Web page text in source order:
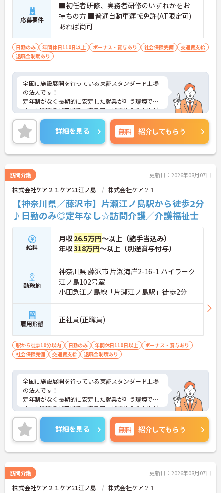
応募要件
■初任者研修、実務者研修のいずれかをお
持ちの方 ■普通自動車運転免許(AT限定可)
あれば尚可
日勤のみ 年間休日110日以上 ボーナス・賞与あり 社会保険完備
交通費支給
退職金制度あり
全国に施設展開を行っている東証スタンダード上場
の法人です！
定年制がなく長期的に安定した就業が叶う環境で
す。人間関係が良好で、職員同士が認め合う文化が
根付いています。
ご興味のある方には、面接対策ポイントなど、さら
に詳細をご案内しますのでお気軽にご相談くださ
い！
詳細を見る 無料 紹介してもらう
訪問介護 更新日：2026年08月07日
株式会社ケア２１ケア21江ノ島 株式会社ケア２１
【神奈川県／藤沢市】片瀬江ノ島駅から徒歩2分
♪日勤のみ◎定年なし☆訪問介護／介護福祉士
給料
月収 26.5万円～以上（諸手当込み）
年収318万円～以上（別途賞与付与）
勤務地
神奈川県 藤沢市 片瀬海岸2-16-1 ハイラーク
江ノ島102号室
小田急江ノ島線「片瀬江ノ島駅」徒歩2分
雇用形態 正社員(正職員)
駅から徒歩10分以内 日勤のみ 年間休日110日以上
ボーナス・賞与あり
社会保険完備
交通費支給 退職金制度あり
全国に施設展開を行っている東証スタンダード上場
の法人です！
定年制がなく長期的に安定した就業が叶う環境で
す。人間関係が良好で、職員同士が認め合う文化が
根付いています。
ご興味のある方には、面接対策ポイントなど、さら
に詳細をご案内しますのでお気軽にご相談くださ
い！
詳細を見る 無料 紹介してもらう
訪問介護 更新日：2026年08月07日
株式会社ケア２１ケア21江ノ島 株式会社ケア２１